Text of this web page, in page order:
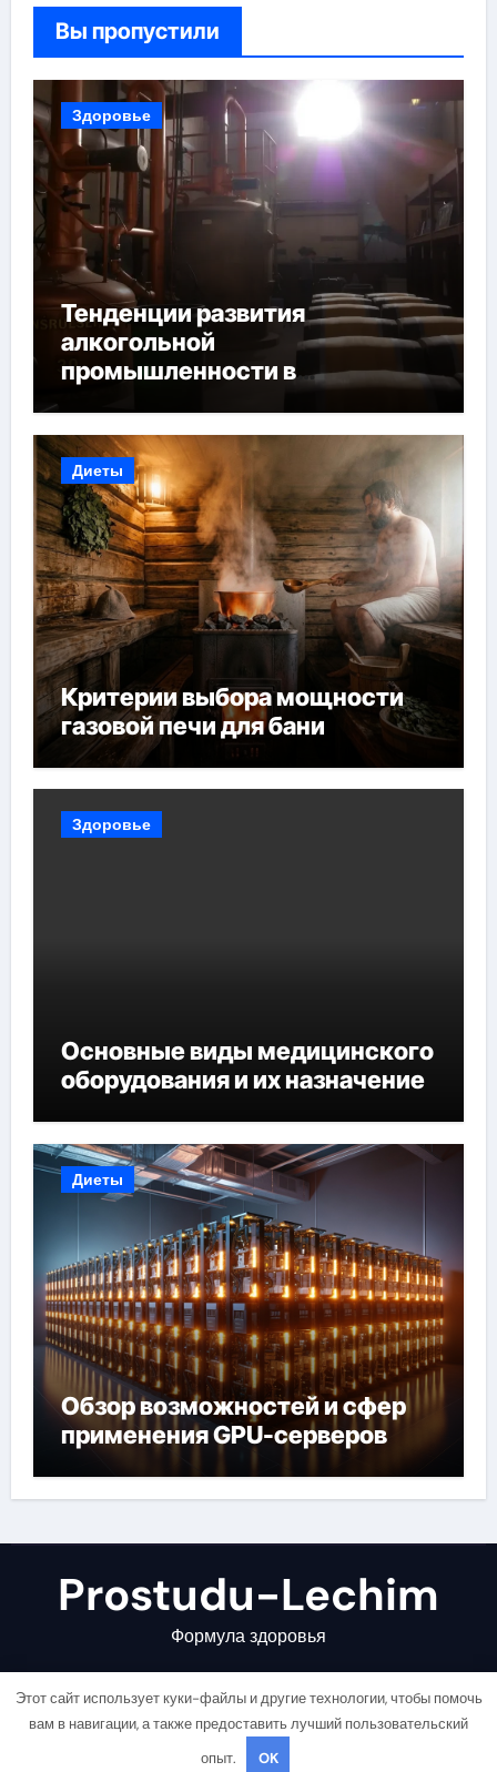
Вы пропустили
Здоровье
Тенденции развития
алкогольной
промышленности в
Диеты
Критерии выбора мощности
газовой печи для бани
Здоровье
Основные виды медицинского
оборудования и их назначение
Диеты
Обзор возможностей и сфер
применения GPU-серверов
Prostudu-Lechim
Формула здоровья
Copyright © All rights reserved |
Этот сайт использует куки-файлы и другие технологии, чтобы помочь
вам в навигации, а также предоставить лучший пользовательский
опыт.
OK